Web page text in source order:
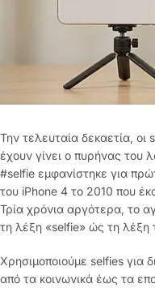
Την τελευταία δεκαετία,
έχουν γίνει ο πυρήνας του
#selfie εμφανίστηκε για
του iPhone 4 το 2010 που
Τρία χρόνια αργότερα, το
τη λέξη «selfie» ώς τη λέξη
Χρησιμοποιούμε selfies για
από τα κοινωνικά έως τα